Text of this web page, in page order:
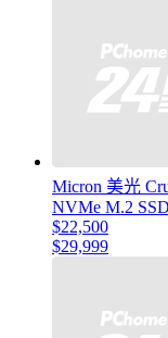
Micron 美光
NVMe M.2
$22,500
$29,999